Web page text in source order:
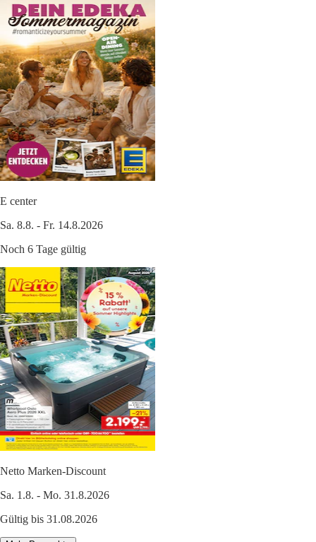
E center
Sa. 8.8. - Fr. 14.8.2026
Noch 6 Tage gültig
Netto Marken-Discount
Sa. 1.8. - Mo. 31.8.2026
Gültig bis 31.08.2026